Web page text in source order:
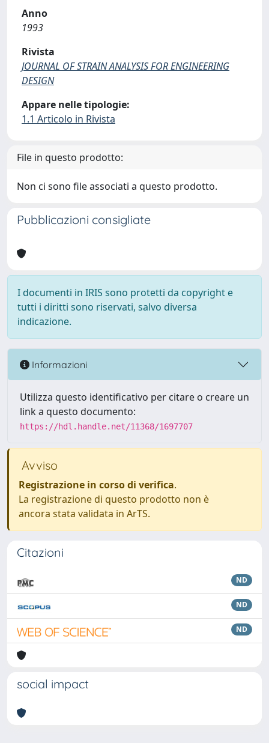
Anno
1993
Rivista
JOURNAL OF STRAIN ANALYSIS FOR ENGINEERING
DESIGN
Appare nelle tipologie:
1.1 Articolo in Rivista
File in questo prodotto:
Non ci sono file associati a questo prodotto.
Pubblicazioni consigliate
I documenti in IRIS sono protetti da copyright e
tutti i diritti sono riservati, salvo diversa
indicazione.
Informazioni
Utilizza questo identificativo per citare o creare un
link a questo documento:
https://hdl.handle.net/11368/1697707
Avviso
Registrazione in corso di verifica.
La registrazione di questo prodotto non è
ancora stata validata in ArTS.
Citazioni
ND
ND
ND
social impact